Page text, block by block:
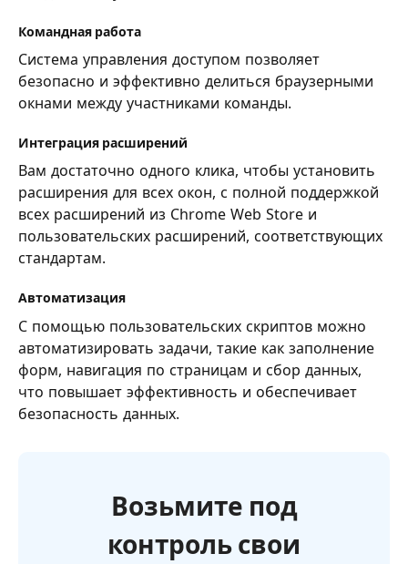
Командная работа
Система управления доступом позволяет
безопасно и эффективно делиться браузерными
окнами между участниками команды.
Интеграция расширений
Вам достаточно одного клика, чтобы установить
расширения для всех окон, с полной поддержкой
всех расширений из Chrome Web Store и
пользовательских расширений, соответствующих
стандартам.
Автоматизация
С помощью пользовательских скриптов можно
автоматизировать задачи, такие как заполнение
форм, навигация по страницам и сбор данных,
что повышает эффективность и обеспечивает
безопасность данных.
Возьмите под
контроль свои